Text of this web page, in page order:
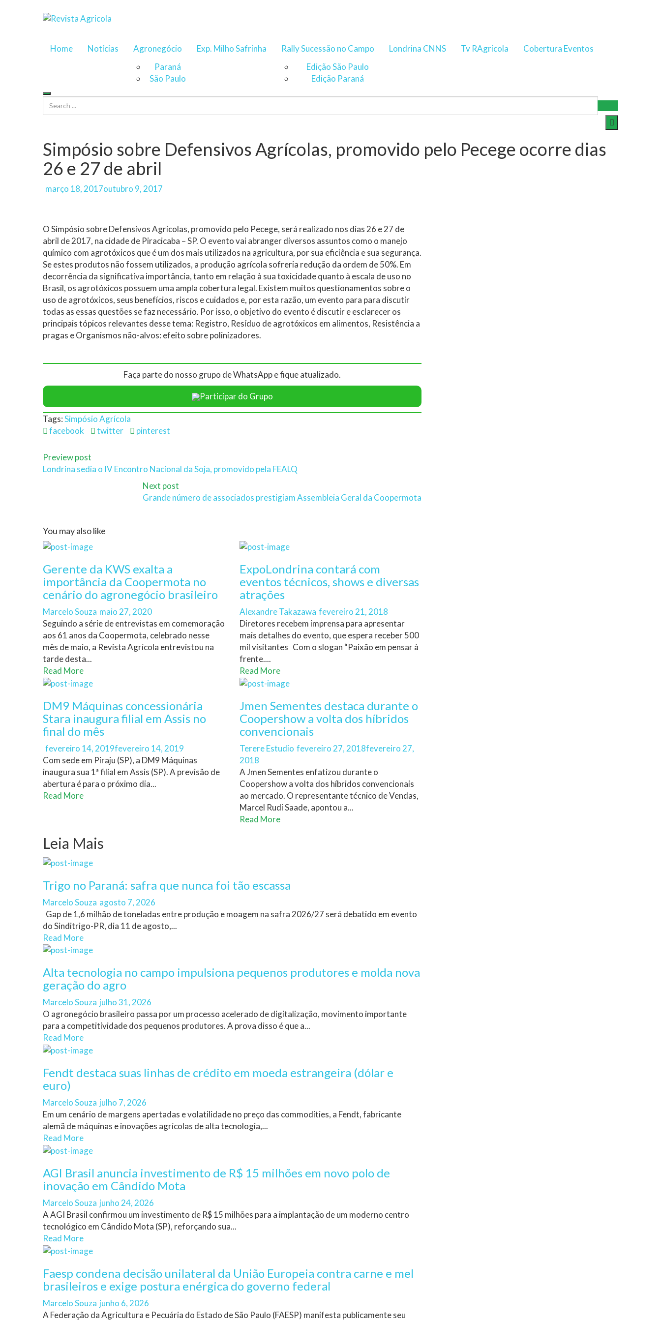
Home Notícias
Agronegócio
Paraná
São Paulo
Exp. Milho Safrinha
Rally Sucessão no Campo
Edição São Paulo
Edição Paraná
Londrina CNNS Tv RAgricola Cobertura Eventos
Simpósio sobre Defensivos Agrícolas, promovido pelo Pecege ocorre dias
26 e 27 de abril
Author
Posted
março 18, 2017outubro 9, 2017
O Simpósio sobre Defensivos Agrícolas, promovido pelo Pecege, será realizado nos dias 26 e 27 de
abril de 2017, na cidade de Piracicaba – SP. O evento vai abranger diversos assuntos como o manejo
químico com agrotóxicos que é um dos mais utilizados na agricultura, por sua eficiência e sua segurança.
Se estes produtos não fossem utilizados, a produção agrícola sofreria redução da ordem de 50%. Em
decorrência da significativa importância, tanto em relação à sua toxicidade quanto à escala de uso no
Brasil, os agrotóxicos possuem uma ampla cobertura legal. Existem muitos questionamentos sobre o
uso de agrotóxicos, seus benefícios, riscos e cuidados e, por esta razão, um evento para para discutir
todas as essas questões se faz necessário. Por isso, o objetivo do evento é discutir e esclarecer os
principais tópicos relevantes desse tema: Registro, Resíduo de agrotóxicos em alimentos, Resistência a
pragas e Organismos não-alvos: efeito sobre polinizadores.
Faça parte do nosso grupo de WhatsApp e fique atualizado.
Participar do Grupo
Tags:Simpósio Agrícola
facebook
twitter pinterest
Preview post
Londrina sedia o IV Encontro Nacional da Soja, promovido pela FEALQ
Next post
Grande número de associados prestigiam Assembleia Geral da Coopermota
You may also like
Gerente da KWS exalta a
importância da Coopermota no
cenário do agronegócio brasileiro
Author
Marcelo Souza Posted
on
maio 27, 2020
Seguindo a série de entrevistas em comemoração
aos 61 anos da Coopermota, celebrado nesse
mês de maio, a Revista Agrícola entrevistou na
tarde desta...
Read More
ExpoLondrina contará com
eventos técnicos, shows e diversas
atrações
Author
Alexandre Takazawa Posted
on
fevereiro 21, 2018
Diretores recebem imprensa para apresentar
mais detalhes do evento, que espera receber 500
mil visitantes Com o slogan “Paixão em pensar à
frente....
Read More
DM9 Máquinas concessionária
Stara inaugura filial em Assis no
final do mês
Author
Posted
on
fevereiro 14, 2019fevereiro 14, 2019
Com sede em Piraju (SP), a DM9 Máquinas
inaugura sua 1ª filial em Assis (SP). A previsão de
abertura é para o próximo dia...
Read More
Jmen Sementes destaca durante o
Coopershow a volta dos híbridos
convencionais
Author
Terere Estudio Posted
fevereiro 27, 2018fevereiro 27,
2018
A Jmen Sementes enfatizou durante o
Coopershow a volta dos híbridos convencionais
ao mercado. O representante técnico de Vendas,
Marcel Rudi Saade, apontou a...
Read More
Leia Mais
Trigo no Paraná: safra que nunca foi tão escassa
Author
Marcelo Souza Posted
on
agosto 7, 2026
Gap de 1,6 milhão de toneladas entre produção e moagem na safra 2026/27 será debatido em evento
do Sinditrigo-PR, dia 11 de agosto,...
Read More
Alta tecnologia no campo impulsiona pequenos produtores e molda nova
geração do agro
Author
Marcelo Souza Posted
on
julho 31, 2026
O agronegócio brasileiro passa por um processo acelerado de digitalização, movimento importante
para a competitividade dos pequenos produtores. A prova disso é que a...
Read More
Fendt destaca suas linhas de crédito em moeda estrangeira (dólar e
euro)
Author
Marcelo Souza Posted
on
julho 7, 2026
Em um cenário de margens apertadas e volatilidade no preço das commodities, a Fendt, fabricante
alemã de máquinas e inovações agrícolas de alta tecnologia,...
Read More
AGI Brasil anuncia investimento de R$ 15 milhões em novo polo de
inovação em Cândido Mota
Author
Marcelo Souza Posted
on
junho 24, 2026
A AGI Brasil confirmou um investimento de R$ 15 milhões para a implantação de um moderno centro
tecnológico em Cândido Mota (SP), reforçando sua...
Read More
Faesp condena decisão unilateral da União Europeia contra carne e mel
brasileiros e exige postura enérgica do governo federal
Author
Marcelo Souza Posted
on
junho 6, 2026
A Federação da Agricultura e Pecuária do Estado de São Paulo (FAESP) manifesta publicamente seu